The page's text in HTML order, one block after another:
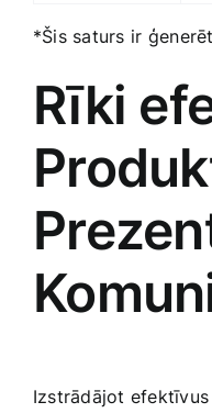
*Šis saturs ir
Rīki
Izstrādājot‌